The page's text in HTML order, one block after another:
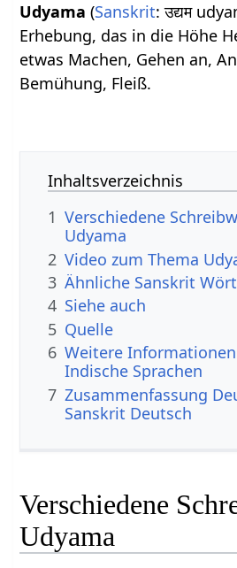
Udyama (Sanskrit: उद्यम
Erhebung, das in die Höhe
etwas Machen, Gehen an,
Bemühung, Fleiß.
Inhaltsverzeichnis
1 Verschiedene
Udyama
2 Video zum Thema
3 Ähnliche Sanskrit
4 Siehe auch
5 Quelle
6 Weitere
Indische Sprachen
7 Zusammenfassung
Sanskrit Deutsch
Verschiedene
Udyama